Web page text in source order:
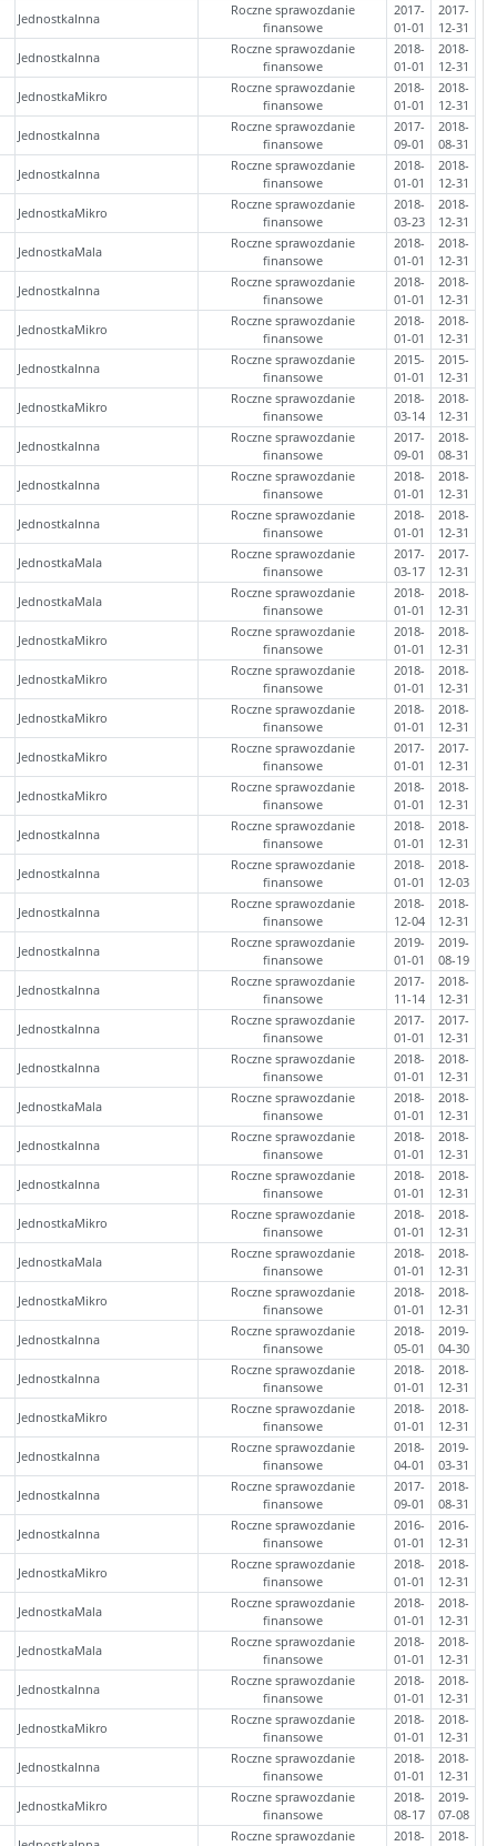
JednostkaInna
Roczne sprawozdanie
finansowe
2017-
01-01
2017-
12-31
JednostkaInna
Roczne sprawozdanie
finansowe
2018-
01-01
2018-
12-31
JednostkaMikro
Roczne sprawozdanie
finansowe
2018-
01-01
2018-
12-31
JednostkaInna
Roczne sprawozdanie
finansowe
2017-
09-01
2018-
08-31
JednostkaInna
Roczne sprawozdanie
finansowe
2018-
01-01
2018-
12-31
JednostkaMikro
Roczne sprawozdanie
finansowe
2018-
03-23
2018-
12-31
JednostkaMala
Roczne sprawozdanie
finansowe
2018-
01-01
2018-
12-31
JednostkaInna
Roczne sprawozdanie
finansowe
2018-
01-01
2018-
12-31
JednostkaMikro
Roczne sprawozdanie
finansowe
2018-
01-01
2018-
12-31
JednostkaInna
Roczne sprawozdanie
finansowe
2015-
01-01
2015-
12-31
JednostkaMikro
Roczne sprawozdanie
finansowe
2018-
03-14
2018-
12-31
JednostkaInna
Roczne sprawozdanie
finansowe
2017-
09-01
2018-
08-31
JednostkaInna
Roczne sprawozdanie
finansowe
2018-
01-01
2018-
12-31
JednostkaInna
Roczne sprawozdanie
finansowe
2018-
01-01
2018-
12-31
JednostkaMala
Roczne sprawozdanie
finansowe
2017-
03-17
2017-
12-31
JednostkaMala
Roczne sprawozdanie
finansowe
2018-
01-01
2018-
12-31
JednostkaMikro
Roczne sprawozdanie
finansowe
2018-
01-01
2018-
12-31
JednostkaMikro
Roczne sprawozdanie
finansowe
2018-
01-01
2018-
12-31
JednostkaMikro
Roczne sprawozdanie
finansowe
2018-
01-01
2018-
12-31
JednostkaMikro
Roczne sprawozdanie
finansowe
2017-
01-01
2017-
12-31
JednostkaMikro
Roczne sprawozdanie
finansowe
2018-
01-01
2018-
12-31
JednostkaInna
Roczne sprawozdanie
finansowe
2018-
01-01
2018-
12-31
JednostkaInna
Roczne sprawozdanie
finansowe
2018-
01-01
2018-
12-03
JednostkaInna
Roczne sprawozdanie
finansowe
2018-
12-04
2018-
12-31
JednostkaInna
Roczne sprawozdanie
finansowe
2019-
01-01
2019-
08-19
JednostkaInna
Roczne sprawozdanie
finansowe
2017-
11-14
2018-
12-31
JednostkaInna
Roczne sprawozdanie
finansowe
2017-
01-01
2017-
12-31
JednostkaInna
Roczne sprawozdanie
finansowe
2018-
01-01
2018-
12-31
JednostkaMala
Roczne sprawozdanie
finansowe
2018-
01-01
2018-
12-31
JednostkaInna
Roczne sprawozdanie
finansowe
2018-
01-01
2018-
12-31
JednostkaInna
Roczne sprawozdanie
finansowe
2018-
01-01
2018-
12-31
JednostkaMikro
Roczne sprawozdanie
finansowe
2018-
01-01
2018-
12-31
JednostkaMala
Roczne sprawozdanie
finansowe
2018-
01-01
2018-
12-31
JednostkaMikro
Roczne sprawozdanie
finansowe
2018-
01-01
2018-
12-31
JednostkaInna
Roczne sprawozdanie
finansowe
2018-
05-01
2019-
04-30
JednostkaInna
Roczne sprawozdanie
finansowe
2018-
01-01
2018-
12-31
JednostkaMikro
Roczne sprawozdanie
finansowe
2018-
01-01
2018-
12-31
JednostkaInna
Roczne sprawozdanie
finansowe
2018-
04-01
2019-
03-31
JednostkaInna
Roczne sprawozdanie
finansowe
2017-
09-01
2018-
08-31
JednostkaInna
Roczne sprawozdanie
finansowe
2016-
01-01
2016-
12-31
JednostkaMikro
Roczne sprawozdanie
finansowe
2018-
01-01
2018-
12-31
JednostkaMala
Roczne sprawozdanie
finansowe
2018-
01-01
2018-
12-31
JednostkaMala
Roczne sprawozdanie
finansowe
2018-
01-01
2018-
12-31
JednostkaInna
Roczne sprawozdanie
finansowe
2018-
01-01
2018-
12-31
JednostkaMikro
Roczne sprawozdanie
finansowe
2018-
01-01
2018-
12-31
JednostkaInna
Roczne sprawozdanie
finansowe
2018-
01-01
2018-
12-31
JednostkaMikro
Roczne sprawozdanie
finansowe
2018-
08-17
2019-
07-08
Roczne sprawozdanie
2018-
2018-